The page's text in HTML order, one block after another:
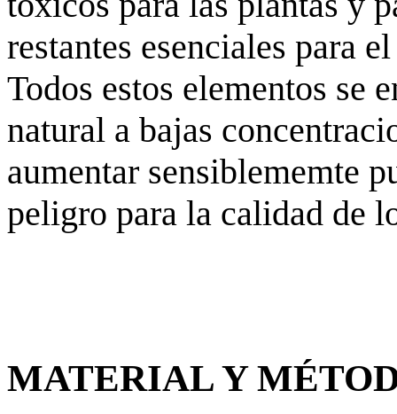
restantes esenciales para
Todos estos elementos se
natural a bajas
aumentar sensiblememte
peligro para la calidad de
MATERIAL Y